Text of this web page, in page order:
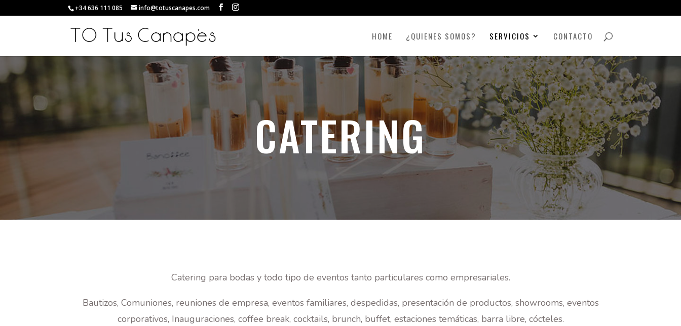
+34 636 111 085 info@totuscanapes.com
HOME ¿QUIENES SOMOS? SERVICIOS CONTACTO
CATERING
Catering para bodas y todo tipo de eventos tanto particulares como empresariales.
Bautizos, Comuniones, reuniones de empresa, eventos familiares, despedidas, presentación de productos, showrooms, eventos
corporativos, Inauguraciones, coffee break, cocktails, brunch, buffet, estaciones temáticas, barra libre, cócteles.